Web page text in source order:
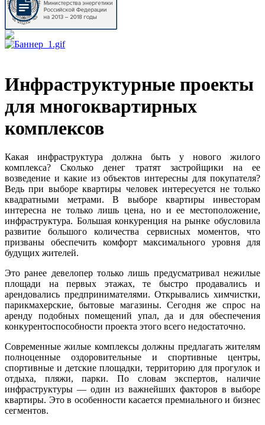
Инфраструктурные проекты
для многоквартирных
комплексов
Какая инфраструктура должна быть у нового жилого
комплекса? Сколько денег тратят застройщики на ее
возведение и какие из объектов интересны для покупателя?
Ведь при выборе квартиры человек интересуется не только
квадратными метрами. В выборе квартиры инвесторам
интересна не только лишь цена, но и ее местоположение,
инфраструктура. Большая конкуренция на рынке обусловила
развитие большого количества сервисных моментов, что
призваны обеспечить комфорт максимального уровня для
будущих жителей.
Это ранее девелопер только лишь предусматривал нежилые
площади на первых этажах, те быстро продавались и
арендовались предпринимателями. Открывались химчистки,
парикмахерские, бытовые магазины. Сегодня же спрос на
аренду подобных помещений упал, да и для обеспечения
конкурентоспособности проекта этого всего недостаточно.
Современные жилые комплексы должны предлагать жителям
полноценные оздоровительные и спортивные центры,
спортивные и детские площадки, территорию для прогулок и
отдыха, пляжи, парки. По словам экспертов, наличие
инфраструктуры — один из важнейших факторов в выборе
квартиры. Это в особенности касается премиального и бизнес
сегментов.